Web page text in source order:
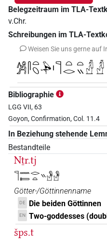
Belegzeitraum im TLA-
v.Chr.
Schreibungen im TLA-
Weisen Sie uns gerne auf
𓀼𓋴𓏏𓆇𓅆𓏤𓊹𓏏𓂋𓏏𓏭𓛖𓛖
Bibliographie
LGG VII, 63
Goyon, Confirmation, Col. 11.4
In Beziehung stehende
Bestandteile
Nṯr.tj
𓊹𓈖𓍿𓂋𓏏𓏭𓁐𓁐
Götter-/Göttinnenname
DE Die beiden Göttinnen
EN Two-goddesses
šps.t